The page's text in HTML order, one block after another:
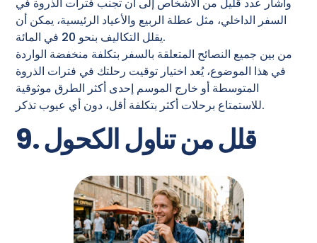
السفر الداخلي، مثل عطلة الربيع والأعياد الرئيسية، يمكن أن
يقلل التكاليف بنحو 20 في المائة.
من بين جميع النصائح المتعلقة بالسفر بتكلفة منخفضة الواردة
في هذا الموضوع، يُعد اختيار توقيت رحلتك في فترات الذروة
المتوسطة أو خارج الموسم إحدى أكثر الطرق موثوقية
للاستمتاع برحلات أكثر بتكلفة أقل، دون أي عيوب تذكر.
9. قلل من تناول الكحول